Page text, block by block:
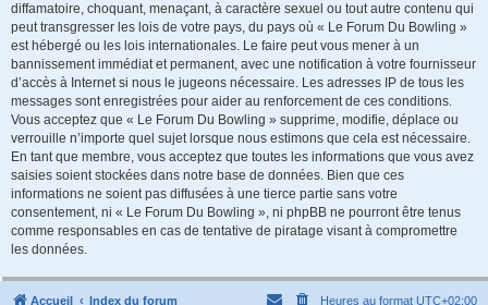
diffamatoire, choquant, menaçant, à caractère sexuel ou tout autre contenu qui
peut transgresser les lois de votre pays, du pays où « Le Forum Du Bowling »
est hébergé ou les lois internationales. Le faire peut vous mener à un
bannissement immédiat et permanent, avec une notification à votre fournisseur
d’accès à Internet si nous le jugeons nécessaire. Les adresses IP de tous les
messages sont enregistrées pour aider au renforcement de ces conditions.
Vous acceptez que « Le Forum Du Bowling » supprime, modifie, déplace ou
verrouille n’importe quel sujet lorsque nous estimons que cela est nécessaire.
En tant que membre, vous acceptez que toutes les informations que vous avez
saisies soient stockées dans notre base de données. Bien que ces
informations ne soient pas diffusées à une tierce partie sans votre
consentement, ni « Le Forum Du Bowling », ni phpBB ne pourront être tenus
comme responsables en cas de tentative de piratage visant à compromettre
les données.
Accueil Index du forum Heures au format UTC+02:00